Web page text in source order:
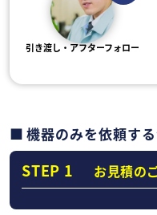
引き渡し・アフターフォロー
機器のみを依頼す
STEP 1 お見積の